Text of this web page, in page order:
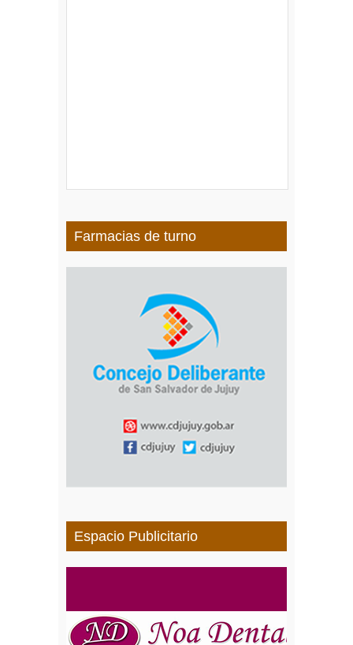
Farmacias de turno
Espacio Publicitario